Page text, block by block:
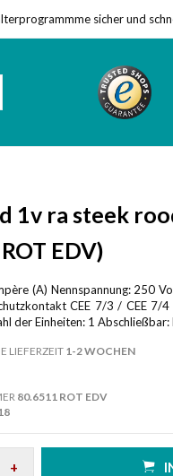
sicher und
1v ra steek
EDV)
(A) Nennspannung: 250
CEE 7/3 / CEE 7/
der Einheiten: 1
LIEFERZEIT1-2 WOCHEN
80.6511 ROT EDV
+